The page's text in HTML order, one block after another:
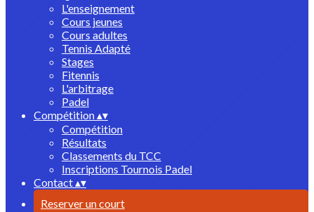
L'enseignement
Cours jeunes
Cours adultes
Tennis Adapté
Stages
Fitennis
L'arbitrage
Padel
Compétition▴▾
Compétition
Résultats
Classements du TCC
Inscriptions Tournois Padel
Contact▴▾
Reserver un court